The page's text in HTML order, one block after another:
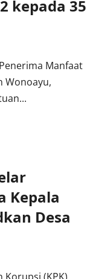
kepada 35
Manfaat
Wonoayu,
Kepala
Desa